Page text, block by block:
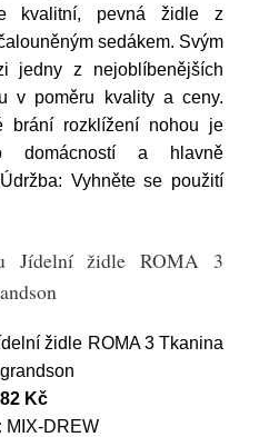
kvalitní, pevná židle z
sedákem. Svým
jedny z nejoblíbenějších
v poměru kvality a ceny.
brání rozklížení nohou je
domácností a hlavně
Vyhněte se použití
Jídelní židle ROMA 3
židle ROMA 3 Tkanina
Kč
MIX-DREW